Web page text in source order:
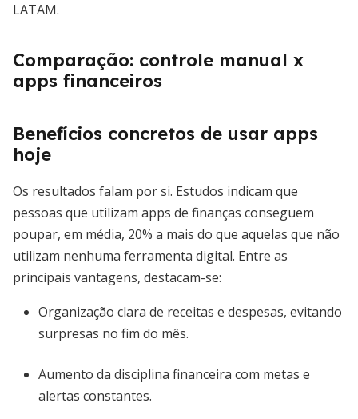
LATAM.
Comparação: controle manual x
apps financeiros
Benefícios concretos de usar apps
hoje
Os resultados falam por si. Estudos indicam que
pessoas que utilizam apps de finanças conseguem
poupar, em média, 20% a mais do que aquelas que não
utilizam nenhuma ferramenta digital. Entre as
principais vantagens, destacam-se:
Organização clara de receitas e despesas, evitando
surpresas no fim do mês.
Aumento da disciplina financeira com metas e
alertas constantes.